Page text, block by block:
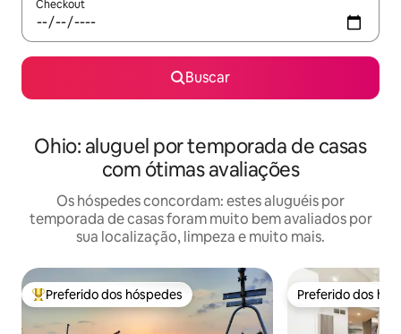
Checkout
Buscar
Ohio: aluguel por temporada de casas
com ótimas avaliações
Os hóspedes concordam: estes aluguéis por
temporada de casas foram muito bem avaliados por
sua localização, limpeza e muito mais.
Entre os melhores preferidos dos hóspedes
Preferido dos hóspedes Preferido dos
Preferido dos